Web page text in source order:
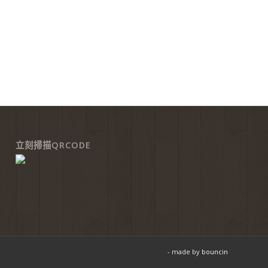
立刻掃描QRCODE
- made by bouncin